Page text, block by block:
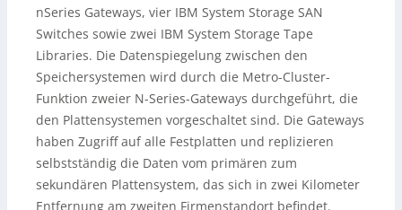
nSeries Gateways, vier IBM System Storage SAN
Switches sowie zwei IBM System Storage Tape
Libraries. Die Datenspiegelung zwischen den
Speichersystemen wird durch die Metro-Cluster-
Funktion zweier N-Series-Gateways durchgeführt, die
den Plattensystemen vorgeschaltet sind. Die Gateways
haben Zugriff auf alle Festplatten und replizieren
selbstständig die Daten vom primären zum
sekundären Plattensystem, das sich in zwei Kilometer
Entfernung am zweiten Firmenstandort befindet.